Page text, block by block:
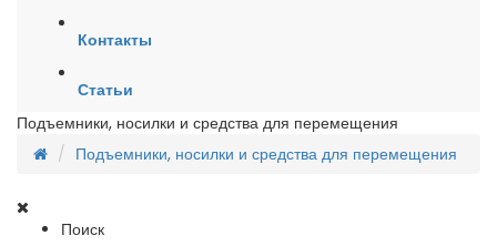
Контакты
Статьи
Подъемники, носилки и средства для перемещения
Подъемники, носилки и средства для перемещения
Поиск